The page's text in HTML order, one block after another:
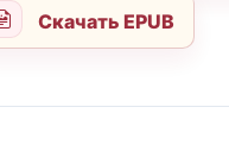
Скачать EPUB